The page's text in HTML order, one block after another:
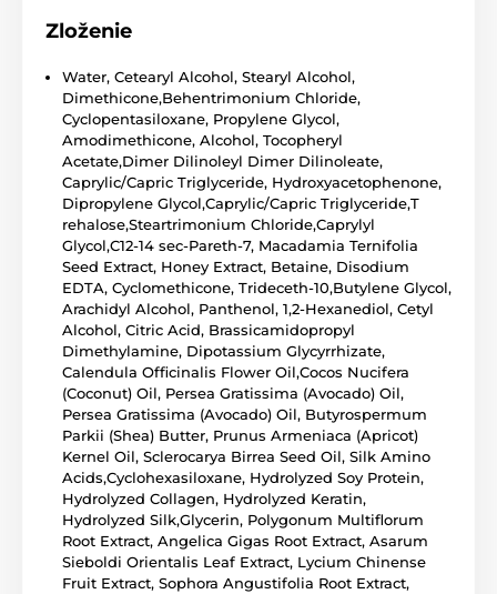
Zloženie
Water, Cetearyl Alcohol, Stearyl Alcohol,
Dimethicone,Behentrimonium Chloride,
Cyclopentasiloxane, Propylene Glycol,
Amodimethicone, Alcohol, Tocopheryl
Acetate,Dimer Dilinoleyl Dimer Dilinoleate,
Caprylic/Capric Triglyceride, Hydroxyacetophenone,
Dipropylene Glycol,Caprylic/Capric Triglyceride,T
rehalose,Steartrimonium Chloride,Caprylyl
Glycol,C12-14 sec-Pareth-7, Macadamia Ternifolia
Seed Extract, Honey Extract, Betaine, Disodium
EDTA, Cyclomethicone, Trideceth-10,Butylene Glycol,
Arachidyl Alcohol, Panthenol, 1,2-Hexanediol, Cetyl
Alcohol, Citric Acid, Brassicamidopropyl
Dimethylamine, Dipotassium Glycyrrhizate,
Calendula Officinalis Flower Oil,Cocos Nucifera
(Coconut) Oil, Persea Gratissima (Avocado) Oil,
Persea Gratissima (Avocado) Oil, Butyrospermum
Parkii (Shea) Butter, Prunus Armeniaca (Apricot)
Kernel Oil, Sclerocarya Birrea Seed Oil, Silk Amino
Acids,Cyclohexasiloxane, Hydrolyzed Soy Protein,
Hydrolyzed Collagen, Hydrolyzed Keratin,
Hydrolyzed Silk,Glycerin, Polygonum Multiflorum
Root Extract, Angelica Gigas Root Extract, Asarum
Sieboldi Orientalis Leaf Extract, Lycium Chinense
Fruit Extract, Sophora Angustifolia Root Extract,